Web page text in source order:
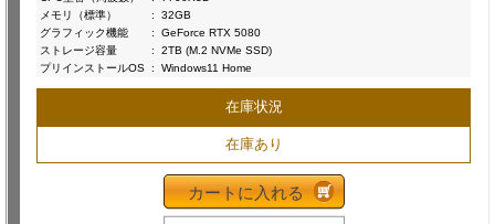
メモリ（標準）
:
32GB
グラフィック機能
:
GeForce RTX 5080
ストレージ容量
:
2TB (M.2 NVMe SSD)
プリインストールOS : Windows11 Home
在庫状況
在庫あり
カートに入れる